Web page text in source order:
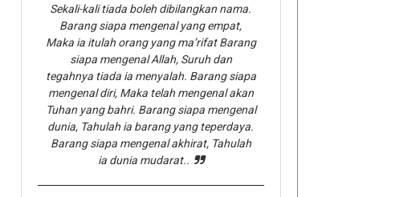
Sekali-kali tiada boleh dibilangkan nama.
Barang siapa mengenal yang empat,
Maka ia itulah orang yang ma’rifat Barang
siapa mengenal Allah, Suruh dan
tegahnya tiada ia menyalah. Barang siapa
mengenal diri, Maka telah mengenal akan
Tuhan yang bahri. Barang siapa mengenal
dunia, Tahulah ia barang yang teperdaya.
Barang siapa mengenal akhirat, Tahulah
ia dunia mudarat..